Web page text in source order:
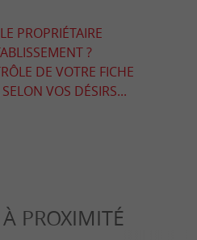
PROPRIÉTAIRE
?
DE VOTRE FICHE
VOS DÉSIRS...
À PROXIMITÉ